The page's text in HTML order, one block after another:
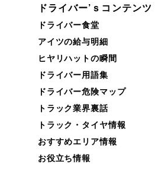
ドライバー’ｓコンテンツ
ドライバー食堂
アイツの給与明細
ヒヤリハットの瞬間
ドライバー用語集
ドライバー危険マップ
トラック業界裏話
トラック・タイヤ情報
おすすめエリア情報
お役立ち情報